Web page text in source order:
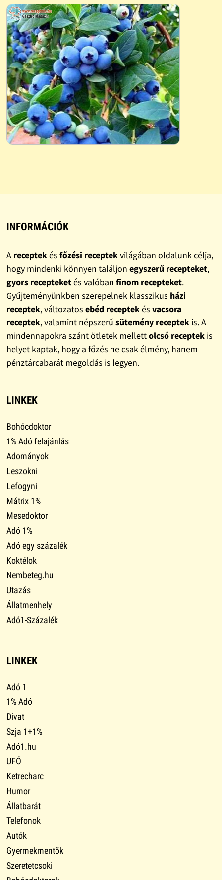
INFORMÁCIÓK
A receptekés főzési receptekvilágában oldalunk célja,
hogy mindenki könnyen találjon egyszerű recepteket,
gyors recepteketés valóban finom recepteket.
Gyűjteményünkben szerepelnek klasszikus házi
receptek, változatos ebéd receptekés vacsora
receptek, valamint népszerű sütemény receptekis. A
mindennapokra szánt ötletek mellettolcsó receptekis
helyet kaptak, hogy a főzés ne csak élmény, hanem
pénztárcabarát megoldás is legyen.
LINKEK
Bohócdoktor
1% Adó felajánlás
Adományok
Leszokni
Lefogyni
Mátrix 1%
Mesedoktor
Adó 1%
Adó egy százalék
Koktélok
Nembeteg.hu
Utazás
Állatmenhely
Adó1-Százalék
LINKEK
Adó 1
1% Adó
Divat
Szja 1+1%
Adó1.hu
UFÓ
Ketrecharc
Humor
Állatbarát
Telefonok
Autók
Gyermekmentők
Szeretetcsoki